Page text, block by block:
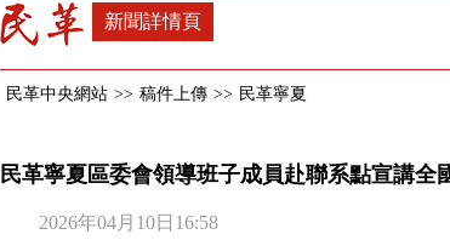
新聞詳情頁
民革中央網站 >> 稿件上傳 >> 民革寧夏
民革寧夏區委會領導班子成員赴聯系點宣講全
2026年04月10日16:58